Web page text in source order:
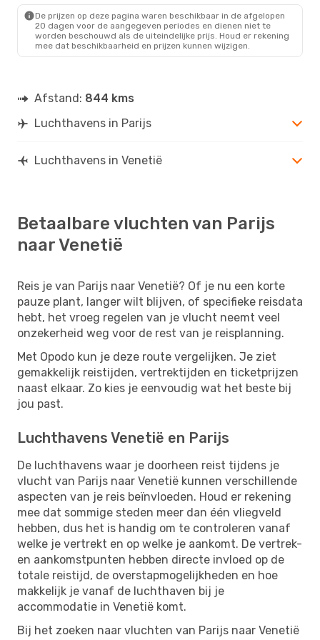
De prijzen op deze pagina waren beschikbaar in de afgelopen
20 dagen voor de aangegeven periodes en dienen niet te
worden beschouwd als de uiteindelijke prijs. Houd er rekening
mee dat beschikbaarheid en prijzen kunnen wijzigen.
Afstand: 844 kms
Luchthavens in Parijs
Luchthavens in Venetië
Betaalbare vluchten van Parijs
naar Venetië
Reis je van Parijs naar Venetië? Of je nu een korte
pauze plant, langer wilt blijven, of specifieke reisdata
hebt, het vroeg regelen van je vlucht neemt veel
onzekerheid weg voor de rest van je reisplanning.
Met Opodo kun je deze route vergelijken. Je ziet
gemakkelijk reistijden, vertrektijden en ticketprijzen
naast elkaar. Zo kies je eenvoudig wat het beste bij
jou past.
Luchthavens Venetië en Parijs
De luchthavens waar je doorheen reist tijdens je
vlucht van Parijs naar Venetië kunnen verschillende
aspecten van je reis beïnvloeden. Houd er rekening
mee dat sommige steden meer dan één vliegveld
hebben, dus het is handig om te controleren vanaf
welke je vertrekt en op welke je aankomt. De vertrek-
en aankomstpunten hebben directe invloed op de
totale reistijd, de overstapmogelijkheden en hoe
makkelijk je vanaf de luchthaven bij je
accommodatie in Venetië komt.
Bij het zoeken naar vluchten van Parijs naar Venetië